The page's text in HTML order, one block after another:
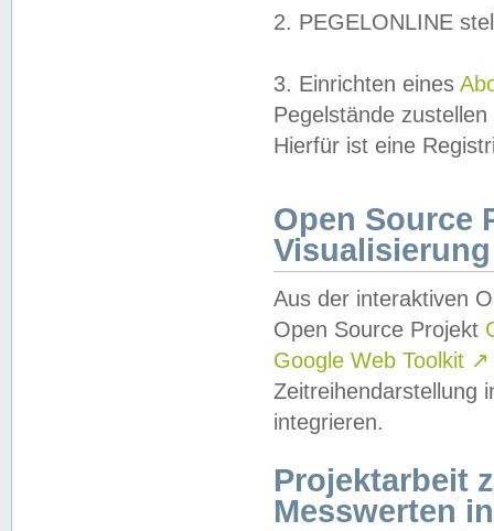
2. PEGELONLINE
3. Einrichten eines
Pegelstände
Hierfür ist eine
Open Source
Visualisierung
Aus der interaktiven
Open Source Projekt
Google Web Toolkit ↗
Zeitreihendarstellung
integrieren.
Projektarbeit
Messwerten